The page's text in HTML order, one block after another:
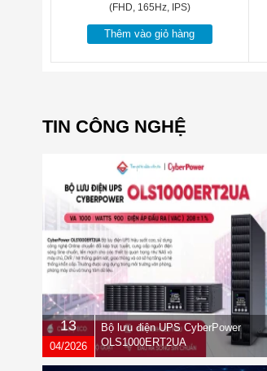
(FHD, 165Hz, IPS)
Thêm vào giỏ hàng
TIN CÔNG NGHỆ
13
04/2026
Bộ lưu điện UPS CyberPower
OLS1000ERT2UA